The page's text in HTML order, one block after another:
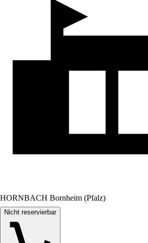
HORNBACH Bornheim (Pfalz)
Nicht reservierbar